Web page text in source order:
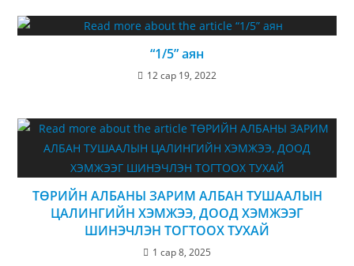
“1/5” аян
12 сар 19, 2022
ТӨРИЙН АЛБАНЫ ЗАРИМ АЛБАН ТУШААЛЫН
ЦАЛИНГИЙН ХЭМЖЭЭ, ДООД ХЭМЖЭЭГ
ШИНЭЧЛЭН ТОГТООХ ТУХАЙ
1 сар 8, 2025